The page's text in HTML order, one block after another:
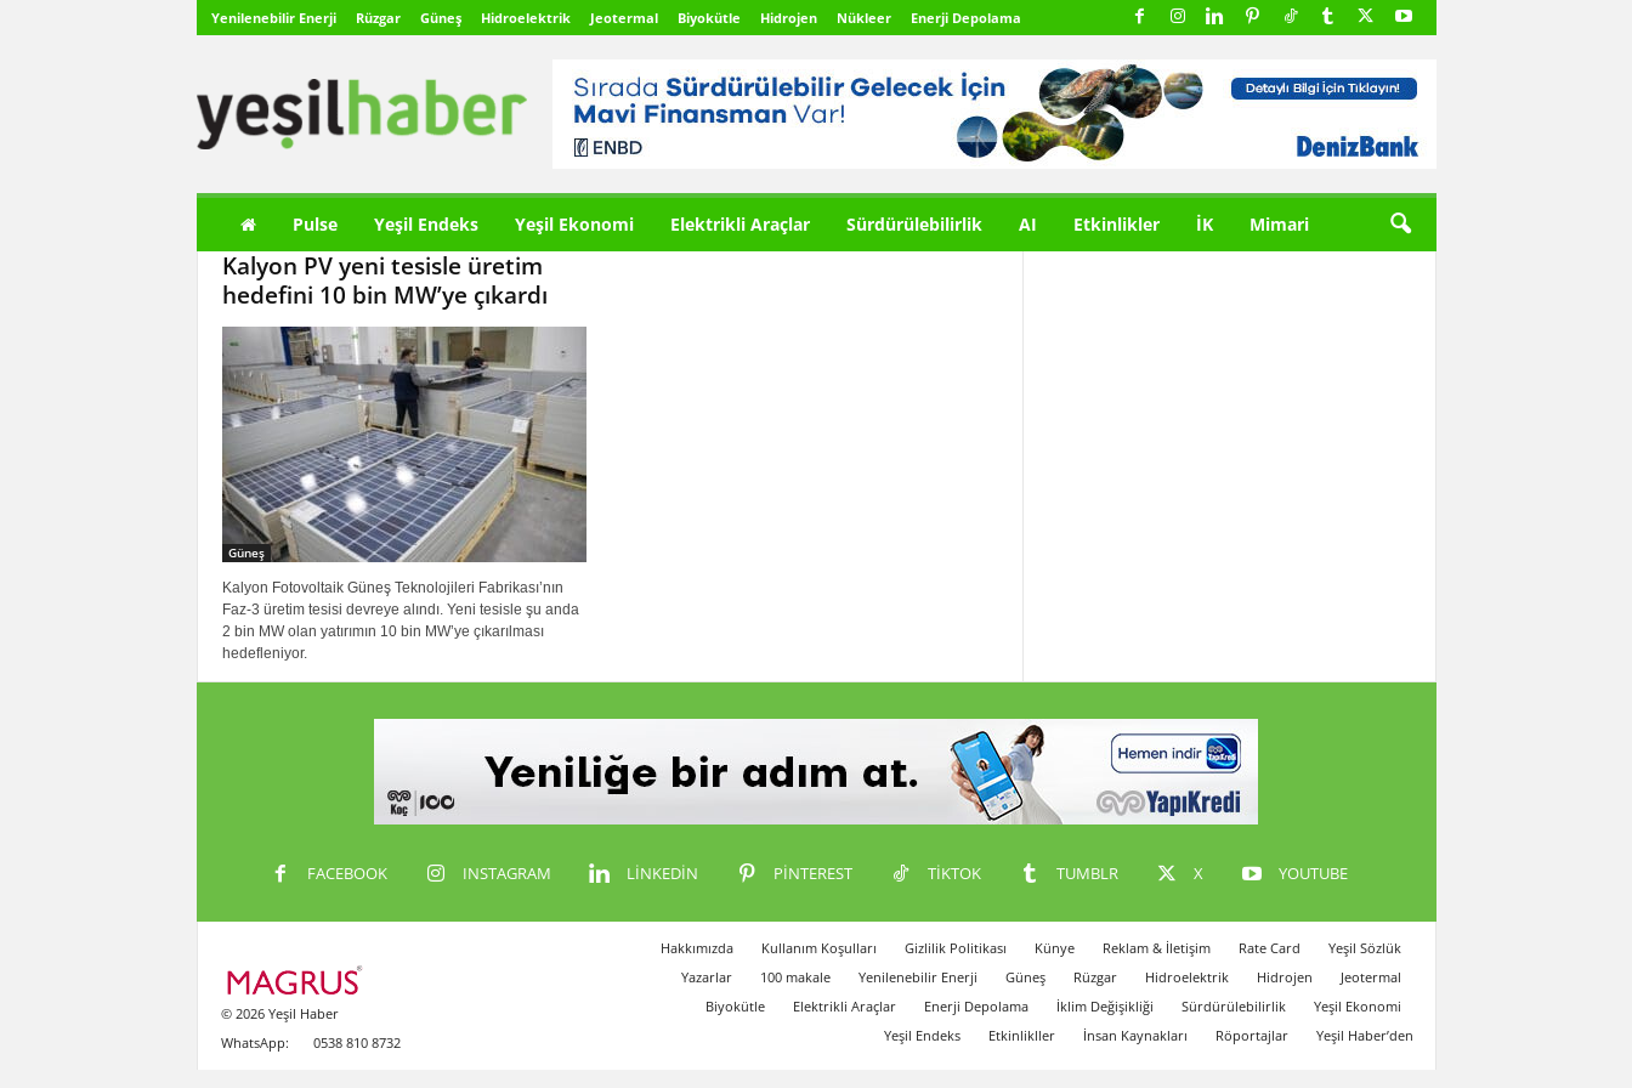
Yenilenebilir Enerji Rüzgar Güneş Hidroelektrik Jeotermal Biyokütle Hidrojen Nükleer Enerji Depolama
ş
Pulse Yeşil Endeks Yeşil Ekonomi Elektrikli Araçlar Sürdürülebilirlik AI Etkinlikler İK Mimari
Kalyon PV yeni tesisle üretim
hedefini 10 bin MW’ye çıkardı
Güneş
Kalyon Fotovoltaik Güneş Teknolojileri Fabrikası’nın
Faz-3 üretim tesisi devreye alındı. Yeni tesisle şu anda
2 bin MW olan yatırımın 10 bin MW’ye çıkarılması
hedefleniyor.
FACEBOOK INSTAGRAM LINKEDIN PINTEREST TIKTOK TUMBLR X YOUTUBE
Hakkımızda Kullanım Koşulları Gizlilik Politikası Künye Reklam & İletişim Rate Card
Yeşil Sözlük
Yazarlar
100 makale Yenilenebilir Enerji Güneş Rüzgar Hidroelektrik Hidrojen
Jeotermal
Biyokütle
Elektrikli Araçlar Enerji Depolama İklim Değişikliği Sürdürülebilirlik
Yeşil Ekonomi
Yeşil Endeks
Etkinlikller İnsan Kaynakları Röportajlar Yeşil Haber’den
© 2026 Yeşil Haber
WhatsApp:
0538 810 8732